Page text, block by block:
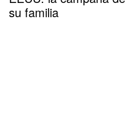
su familia